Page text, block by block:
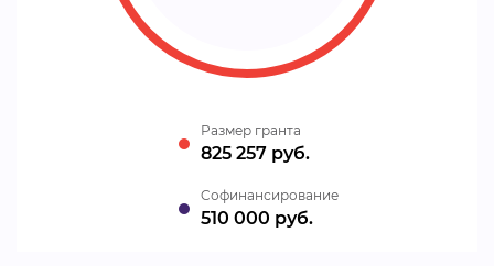
Размер гранта
825 257 руб.
Cофинансирование
510 000 руб.